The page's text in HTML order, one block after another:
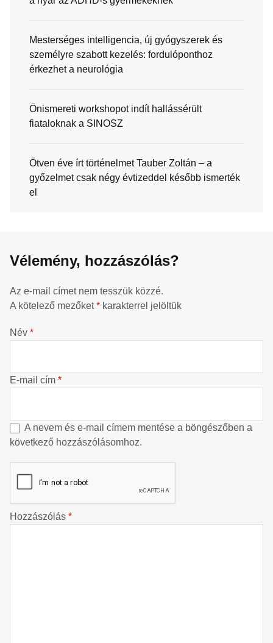
Mesterséges intelligencia, új gyógyszerek és
személyre szabott kezelés: fordulóponthoz
érkezhet a neurológia
Önismereti workshopot indít hallássérült
fiataloknak a SINOSZ
Ötven éve írt történelmet Tauber Zoltán – a
győzelmet csak négy évtizeddel később ismerték
el
Vélemény, hozzászólás?
Az e-mail címet nem tesszük közzé.
A kötelező mezőket* karakterrel jelöltük
Név *
E-mail cím *
A nevem és e-mail címem mentése a böngészőben a
következő hozzászólásomhoz.
Hozzászólás *